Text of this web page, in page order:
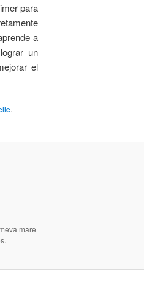
para
a
un
el
.
mare